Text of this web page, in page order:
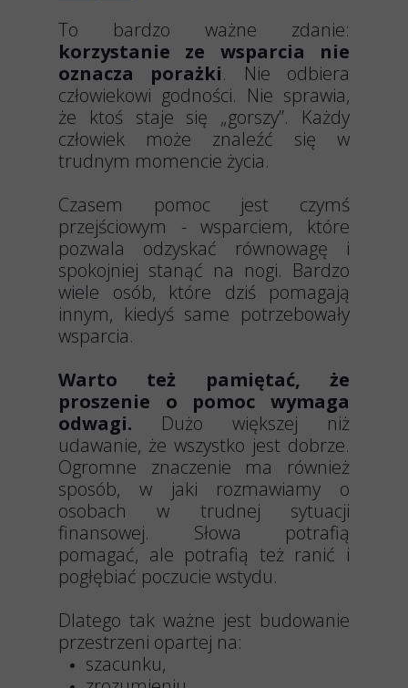
To bardzo ważne zdanie:
korzystanie ze wsparcia nie
oznacza porażki. Nie odbiera
człowiekowi godności. Nie sprawia,
że ktoś staje się „gorszy”. Każdy
człowiek może znaleźć się w
trudnym momencie życia.
Czasem pomoc jest czymś
przejściowym - wsparciem, które
pozwala odzyskać równowagę i
spokojniej stanąć na nogi. Bardzo
wiele osób, które dziś pomagają
innym, kiedyś same potrzebowały
wsparcia.
Warto też pamiętać, że
proszenie o pomoc wymaga
odwagi. Dużo większej niż
udawanie, że wszystko jest dobrze.
Ogromne znaczenie ma również
sposób, w jaki rozmawiamy o
osobach w trudnej sytuacji
finansowej. Słowa potrafią
pomagać, ale potrafią też ranić i
pogłębiać poczucie wstydu.
Dlatego tak ważne jest budowanie
przestrzeni opartej na:
szacunku,